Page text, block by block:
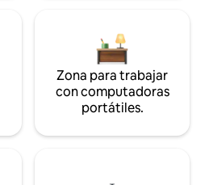
Zona para trabajar
con computadoras
portátiles.